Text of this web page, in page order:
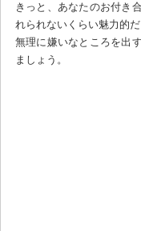
きっと、あなたのお付き
れられないくらい魅力的だ
無理に嫌いなところを出
ましょう。